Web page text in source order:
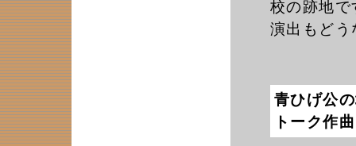
校の跡地で
演出もどう
青ひげ公
トーク作